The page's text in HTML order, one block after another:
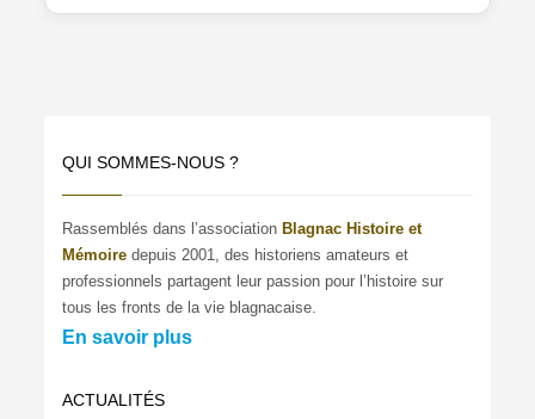
QUI SOMMES-NOUS ?
Rassemblés dans l’associationBlagnac Histoire et
Mémoire depuis 2001, des historiens amateurs et
professionnels partagent leur passion pour l’histoire sur
tous les fronts de la vie blagnacaise.
En savoir plus
ACTUALITÉS